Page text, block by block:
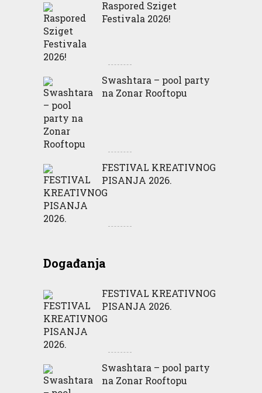
Raspored Sziget
Festivala 2026!
Swashtara – pool party
na Zonar Rooftopu
FESTIVAL KREATIVNOG
PISANJA 2026.
Događanja
FESTIVAL KREATIVNOG
PISANJA 2026.
Swashtara – pool party
na Zonar Rooftopu